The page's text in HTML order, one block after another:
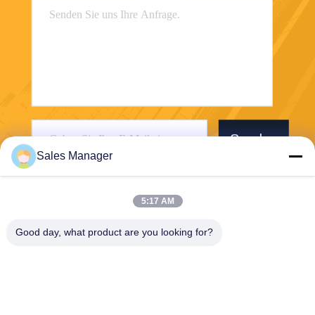
Senden
Sales Manager
5:17 AM
Good day, what product are you looking for?